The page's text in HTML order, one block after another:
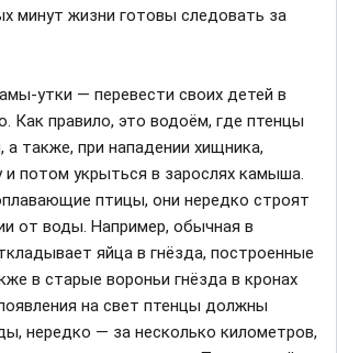
минут жизни готовы следовать за
утки — перевести своих детей в
Как правило, это водоём, где птенцы
а также, при нападении хищника,
и потом укрыться в зарослях камыша.
птицы, они нередко строят
от воды. Например, обычная в
яйца в гнёзда, построенные
в старые вороньи гнёзда в кронах
на свет птенцы должны
нередко — за несколько километров,